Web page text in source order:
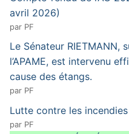
avril 2026)
par PF
Le Sénateur RIETMANN,
l’APAME, est intervenu
cause des étangs.
par PF
Lutte contre les
par PF